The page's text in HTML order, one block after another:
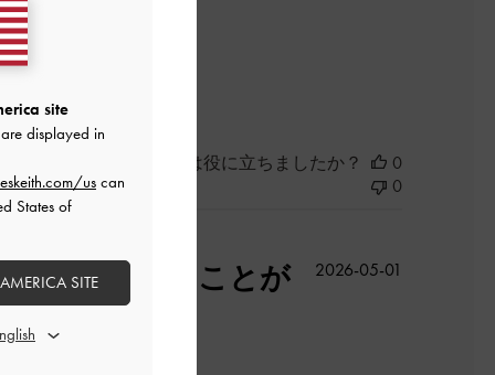
このレビューは役に立ちましたか？
0
0
装に合わせることが
2026-05-01
site
displayed in
uscan
States of
SITE